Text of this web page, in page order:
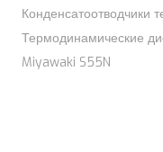
Конденсатоотводчики
Термодинамические
Miyawaki S55N